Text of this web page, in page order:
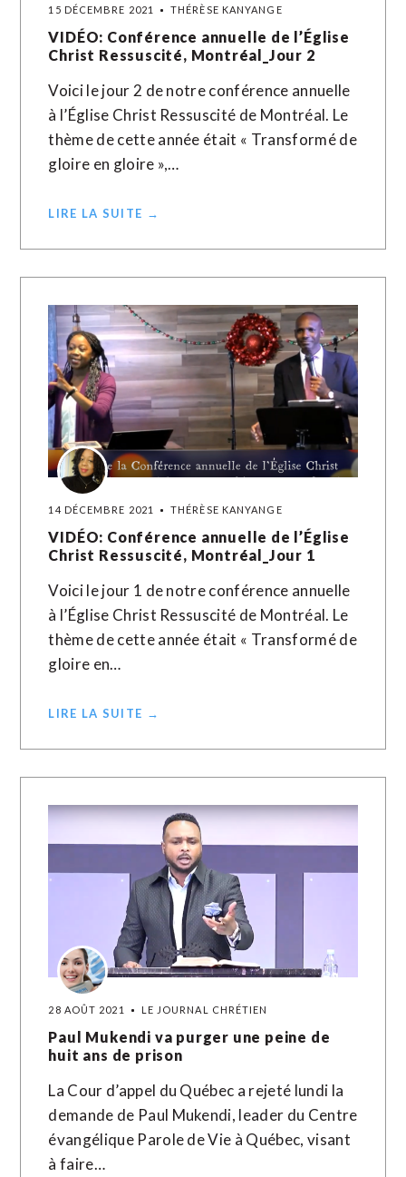
15 DÉCEMBRE 2021 THÉRÈSE KANYANGE
VIDÉO: Conférence annuelle de l’Église
Christ Ressuscité, Montréal_Jour 2
Voici le jour 2 de notre conférence annuelle
à l’Église Christ Ressuscité de Montréal. Le
thème de cette année était « Transformé de
gloire en gloire »,…
LIRE LA SUITE →
14 DÉCEMBRE 2021 THÉRÈSE KANYANGE
VIDÉO: Conférence annuelle de l’Église
Christ Ressuscité, Montréal_Jour 1
Voici le jour 1 de notre conférence annuelle
à l’Église Christ Ressuscité de Montréal. Le
thème de cette année était « Transformé de
gloire en…
LIRE LA SUITE →
28 AOÛT 2021 LE JOURNAL CHRÉTIEN
Paul Mukendi va purger une peine de
huit ans de prison
La Cour d’appel du Québec a rejeté lundi la
demande de Paul Mukendi, leader du Centre
évangélique Parole de Vie à Québec, visant
à faire…